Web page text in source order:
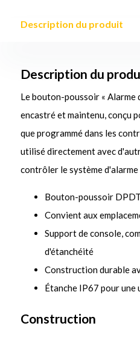
Description du produit
Description du
Le bouton-poussoir «
encastré et maintenu, conçu
que programmé dans les
utilisé directement avec
contrôler le système
Bouton-poussoir
Convient aux
Support de console,
d'étanchéité
Construction durable
Étanche IP67 pour
Construction